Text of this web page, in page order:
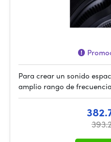
Para crear un sonido
amplio rango de